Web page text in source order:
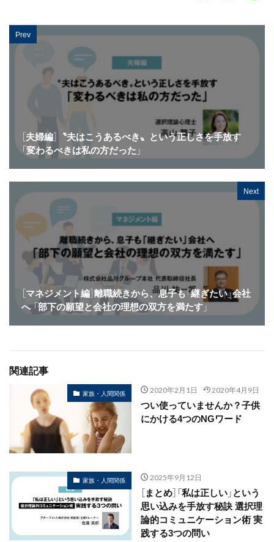
Prev
［夫婦編］〝夫はこうあるべき〟という正しさを手放す
「変わるべきは私の方だった」
Next
［マネジメント編］離職続きから、息子も「継ぎたい」会社
へ 「部下の願望と会社の理想の双方を満たす」
関連記事
家族・人間関係 2020年2月1日 2020年4月9日
つい使っていませんか？子供
にかける4つのNGワード
家族・人間関係 2025年9月12日
［まとめ］「私は正しい」という
思い込みを手放す秘訣 選択理
論的コミュニケーション術 実
践する3つの問い